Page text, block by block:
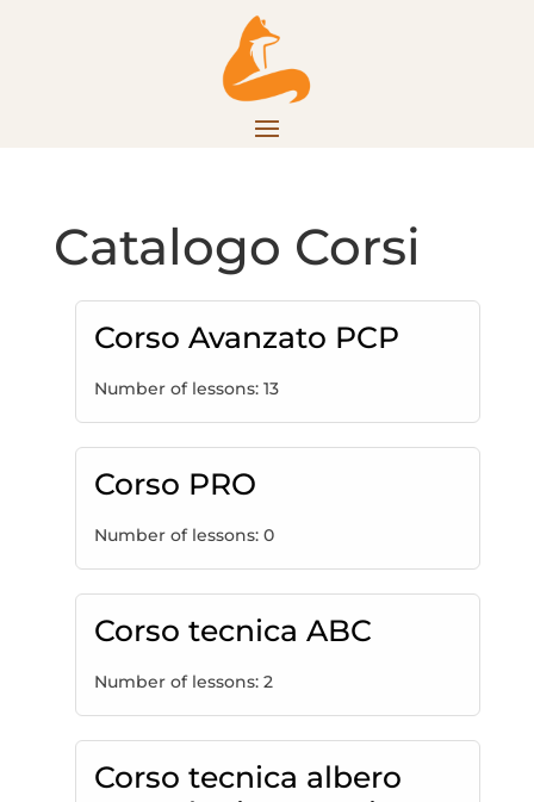
Catalogo Corsi
Corso Avanzato PCP
Number of lessons: 13
Corso PRO
Number of lessons: 0
Corso tecnica ABC
Number of lessons: 2
Corso tecnica albero